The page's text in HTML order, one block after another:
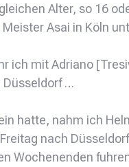
Alter, so 16
Asai in Köln
ich mit Adriano
Düsseldorf …
hatte, nahm ich
nach
Wochenenden